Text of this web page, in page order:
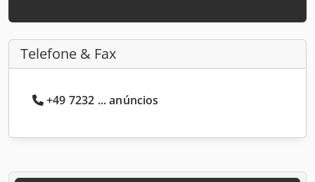
Telefone & Fax
+49 7232 ... anúncios